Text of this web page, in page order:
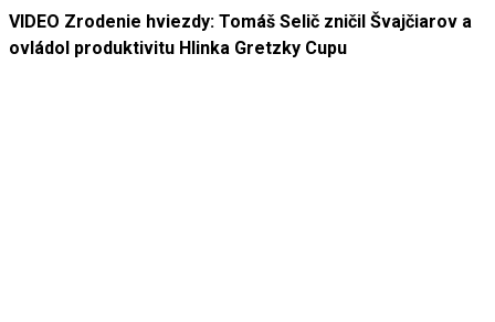
VIDEO Zrodenie hviezdy: Tomáš Selič zničil Švajčiarov a
ovládol produktivitu Hlinka Gretzky Cupu